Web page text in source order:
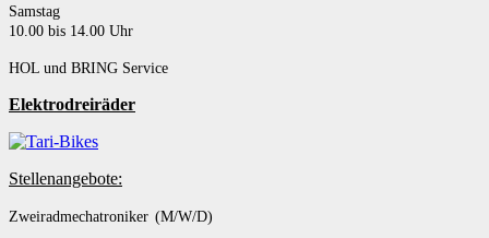
Samstag
10.00 bis 14.00 Uhr
HOL und BRING Service
Elektrodreiräder
Stellenangebote:
Zweiradmechatroniker (M/W/D)